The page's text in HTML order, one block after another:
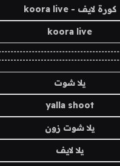
كورة لايف - koora live
koora live
يلا شوت
yalla shoot
يلا شوت زون
يلا لايف